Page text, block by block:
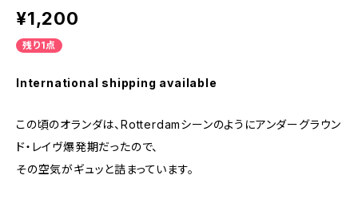
¥1,200
残り1点
International shipping available
この頃のオランダは、Rotterdamシーンのようにアンダーグラウン
ド・レイヴ爆発期だったので、
その空気がギュッと詰まっています。